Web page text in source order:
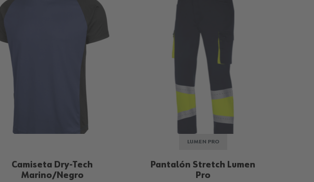
Camiseta Dry-Tech
Marino/Negro
LUMEN PRO
Pantalón Stretch Lumen
Pro